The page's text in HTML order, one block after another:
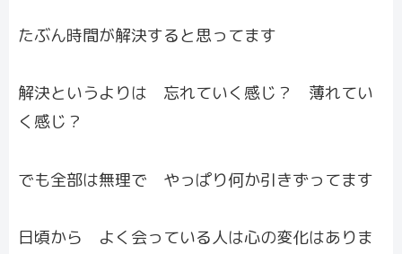
たぶん時間が解決すると思ってます
解決というよりは 忘れていく感じ？ 薄れてい
く感じ？
でも全部は無理で やっぱり何か引きずってます
日頃から よく会っている人は心の変化はありま